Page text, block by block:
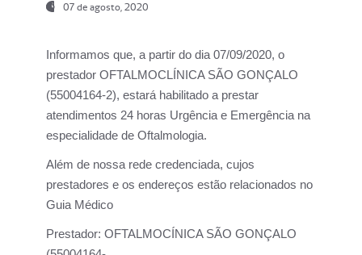
07 de agosto, 2020
Informamos que, a partir do dia07/09/2020, o
prestador OFTALMOCLÍNICA SÃO GONÇALO
(55004164-2), estará habilitado a prestar
atendimentos 24 horas Urgência e Emergência na
especialidade de Oftalmologia.
Além de nossa rede credenciada, cujos
prestadores e os endereços estão relacionados no
Guia Médico
Prestador: OFTALMOCÍNICA SÃO GONÇALO